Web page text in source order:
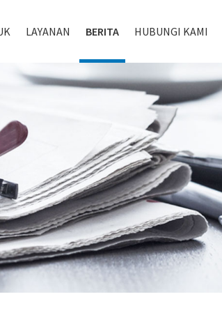
LAYANAN BERITA HUBUNGI KAMI